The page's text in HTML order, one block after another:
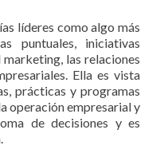
líderes como algo más
puntuales, iniciativas
las relaciones
Ella es vista
prácticas y programas
operación empresarial y
de decisiones y es